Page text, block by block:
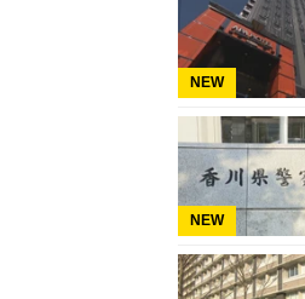
NEW
NEW